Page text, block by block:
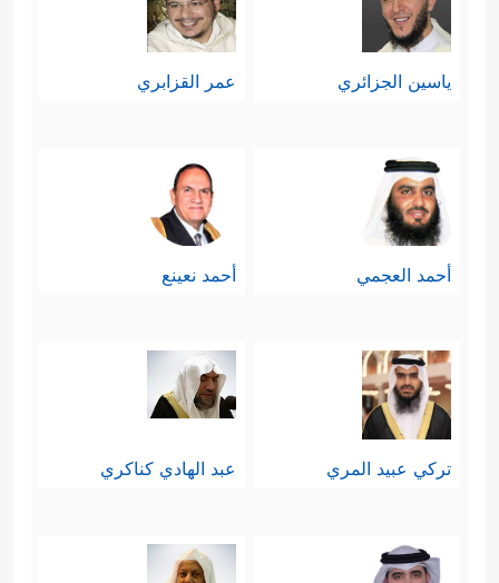
ياسين الجزائري عمر القزابري
أحمد العجمي أحمد نعينع
تركي عبيد المري عبد الهادي كناكري